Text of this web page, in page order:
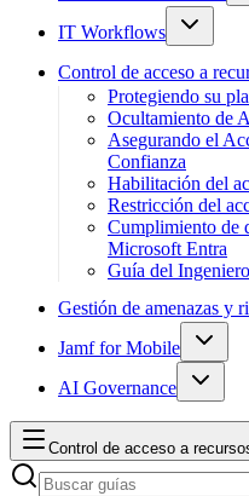
IT Workflows
Control de acceso a
Protegiendo su
Ocultamiento de
Asegurando el
Confianza
Habilitación del
Restricción del
Cumplimiento de
Microsoft Entra
Guía del
Gestión de amenazas y
Jamf for Mobile
AI Governance
Control de acceso a